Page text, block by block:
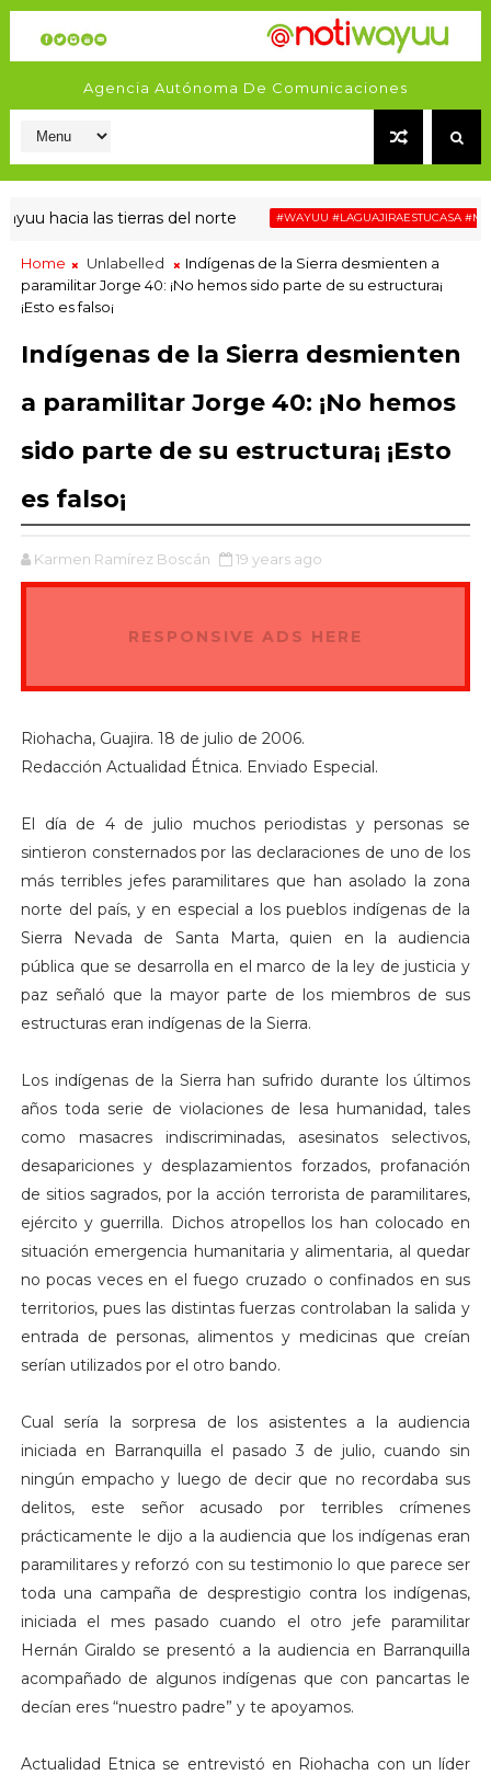
Agencia Autónoma De Comunicaciones
las tierras del norte #WAYUU #LAGUAJIRAESTUCASA
Home Unlabelled
Indígenas de la Sierra desmienten a
paramilitar Jorge 40: ¡No hemos sido parte de su estructura¡
¡Esto es falso¡
Indígenas de la Sierra desmienten
a paramilitar Jorge 40: ¡No hemos
sido parte de su estructura¡ ¡Esto
es falso¡
Karmen Ramírez Boscán 19 years ago
RESPONSIVE ADS HERE
Riohacha, Guajira. 18 de julio de 2006.
Redacción Actualidad Étnica. Enviado Especial.
El día de 4 de julio muchos periodistas y personas se
sintieron consternados por las declaraciones de uno de los
más terribles jefes paramilitares que han asolado la zona
norte del país, y en especial a los pueblos indígenas de la
Sierra Nevada de Santa Marta, quien en la audiencia
pública que se desarrolla en el marco de la ley de justicia y
paz señaló que la mayor parte de los miembros de sus
estructuras eran indígenas de la Sierra.
Los indígenas de la Sierra han sufrido durante los últimos
años toda serie de violaciones de lesa humanidad, tales
como masacres indiscriminadas, asesinatos selectivos,
desapariciones y desplazamientos forzados, profanación
de sitios sagrados, por la acción terrorista de paramilitares,
ejército y guerrilla. Dichos atropellos los han colocado en
situación emergencia humanitaria y alimentaria, al quedar
no pocas veces en el fuego cruzado o confinados en sus
territorios, pues las distintas fuerzas controlaban la salida y
entrada de personas, alimentos y medicinas que creían
serían utilizados por el otro bando.
Cual sería la sorpresa de los asistentes a la audiencia
iniciada en Barranquilla el pasado 3 de julio, cuando sin
ningún empacho y luego de decir que no recordaba sus
delitos, este señor acusado por terribles crímenes
prácticamente le dijo a la audiencia que los indígenas eran
paramilitares y reforzó con su testimonio lo que parece ser
toda una campaña de desprestigio contra los indígenas,
iniciada el mes pasado cuando el otro jefe paramilitar
Hernán Giraldo se presentó a la audiencia en Barranquilla
acompañado de algunos indígenas que con pancartas le
decían eres “nuestro padre” y te apoyamos.
Actualidad Etnica se entrevistó en Riohacha con un líder